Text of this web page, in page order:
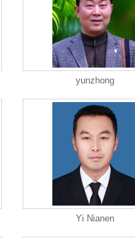
yunzhong
Yi Nianen